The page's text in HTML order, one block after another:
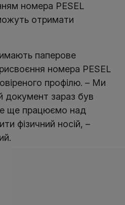
номера PESEL
отримати
паперове
номера PESEL
профілю. – Ми
документ зараз був
ще працюємо над
фізичний носій, –